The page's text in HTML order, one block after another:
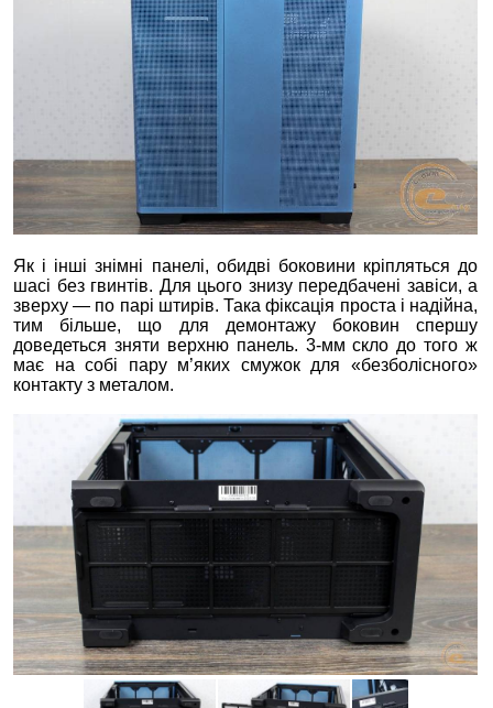
Як і інші знімні панелі, обидві боковини кріпляться до
шасі без гвинтів. Для цього знизу передбачені завіси, а
зверху — по парі штирів. Така фіксація проста і надійна,
тим більше, що для демонтажу боковин спершу
доведеться зняти верхню панель. 3-мм скло до того ж
має на собі пару м’яких смужок для «безболісного»
контакту з металом.